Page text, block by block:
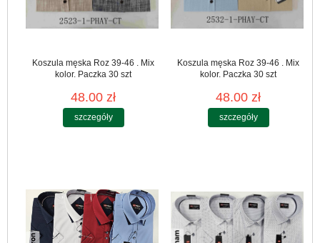
Koszula męska Roz 39-46 . Mix
kolor. Paczka 30 szt
48.00 zł
szczegóły
Koszula męska Roz 39-46 . Mix
kolor. Paczka 30 szt
48.00 zł
szczegóły